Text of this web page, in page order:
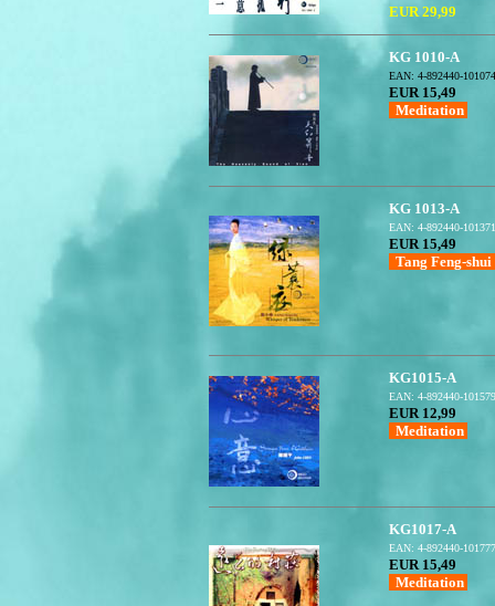
EUR 29,99
KG 1010-A
EAN: 4-892440-101074
EUR 15,49
Meditation
KG 1013-A
EAN: 4-892440-101371
EUR 15,49
Tang Feng-shui
KG1015-A
EAN: 4-892440-101579
EUR 12,99
Meditation
KG1017-A
EAN: 4-892440-101777
EUR 15,49
Meditation